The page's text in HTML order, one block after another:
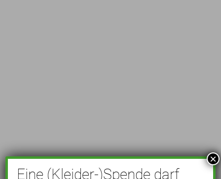
Eine (Kleider-)Spende darf
×